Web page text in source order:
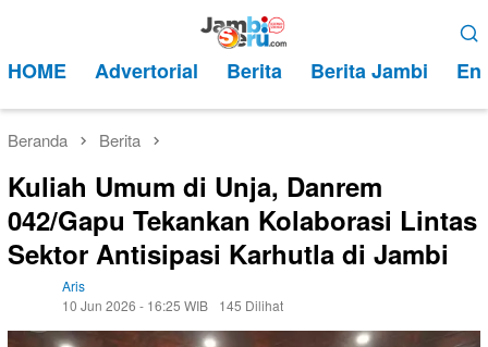
kontenMobile
HOME Advertorial Berita Berita Jambi
Beranda Berita
Kuliah Umum di Unja, Danrem
042/Gapu Tekankan Kolaborasi Lintas
Sektor Antisipasi Karhutla di Jambi
Aris
10 Jun 2026 - 16:25 WIB
145 Dilihat